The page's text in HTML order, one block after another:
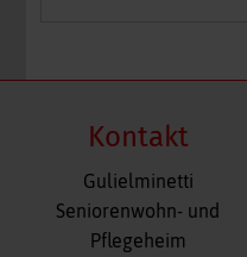
Kontakt
Gulielminetti
Seniorenwohn- und
Pflegeheim